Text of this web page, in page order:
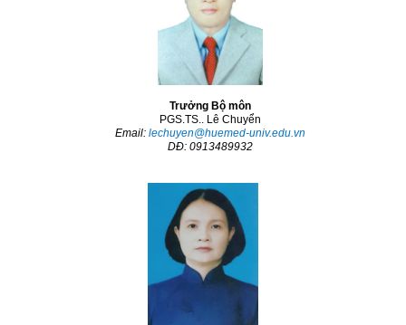
Trưởng Bộ môn
PGS.TS.. Lê Chuyển
Email: lechuyen@huemed-univ.edu.vn
DĐ: 0913489932